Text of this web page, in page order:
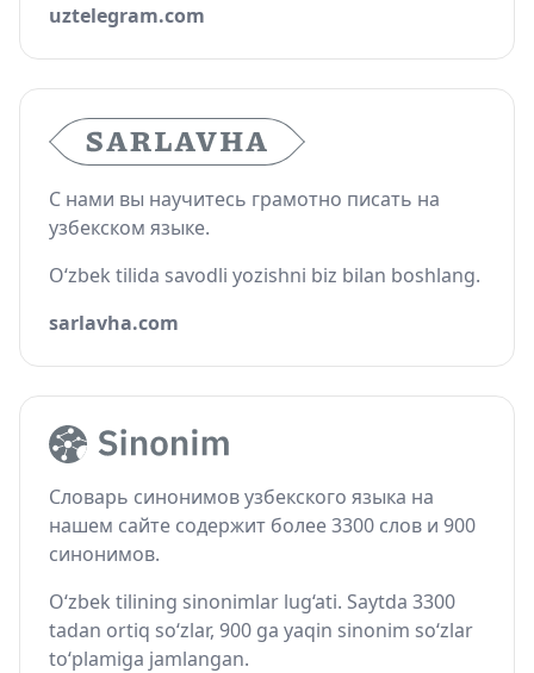
uztelegram.com
С нами вы научитесь грамотно писать на
узбекском языке.
O‘zbek tilida savodli yozishni biz bilan boshlang.
sarlavha.com
Словарь синонимов узбекского языка на
нашем сайте содержит более 3300 слов и 900
синонимов.
O‘zbek tilining sinonimlar lug‘ati. Saytda 3300
tadan ortiq so‘zlar, 900 ga yaqin sinonim so‘zlar
to‘plamiga jamlangan.